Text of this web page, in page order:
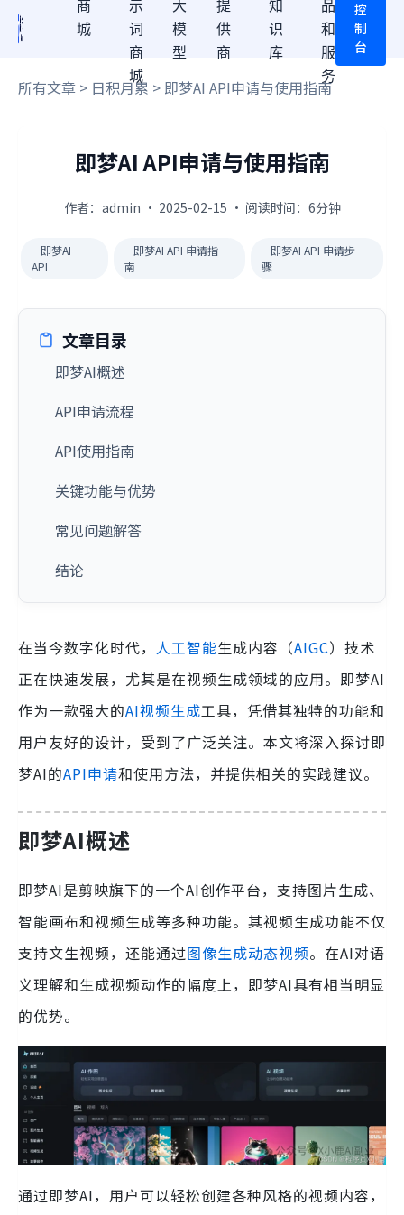
商
城
示
词
商
城
大
模
型
提
供
商
知
识
库
品
和
服
务
控
制
台
所有文章 > 日积月累 > 即梦AI API申请与使用指南
即梦AI API申请与使用指南
作者：admin · 2025-02-15 · 阅读时间：6分钟
即梦AI
API
即梦AI API 申请指
南
即梦AI API 申请步
骤
文章目录
即梦AI概述
API申请流程
API使用指南
关键功能与优势
常见问题解答
结论
在当今数字化时代， 人工智能生成内容（AIGC）技术
正在快速发展，尤其是在视频生成领域的应用。即梦AI
作为一款强大的AI视频生成工具，凭借其独特的功能和
用户友好的设计，受到了广泛关注。本文将深入探讨即
梦AI的API申请和使用方法，并提供相关的实践建议。
即梦AI概述
即梦AI是剪映旗下的一个AI创作平台，支持图片生成、
智能画布和视频生成等多种功能。其视频生成功能不仅
支持文生视频，还能通过图像生成动态视频。在AI对语
义理解和生成视频动作的幅度上，即梦AI具有相当明显
的优势。
通过即梦AI，用户可以轻松创建各种风格的视频内容，